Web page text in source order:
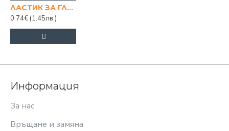
ЛАСТИК ЗА ГЛЕЗЕН 2 БР.
0.74€ (1.45лв.)
Информация
За нас
Връщане и замяна